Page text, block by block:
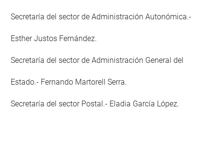
Secretaría del sector de Administración Autonómica.-
Esther Justos Fernández.
Secretaría del sector de Administración General del
Estado.- Fernando Martorell Serra.
Secretaría del sector Postal.- Eladia García López.